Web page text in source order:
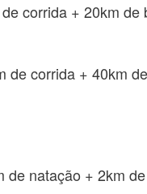
corrida + 20km de
de corrida + 40km
de natação + 2km